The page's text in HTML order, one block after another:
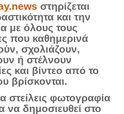
στηρίζεται
και την
με όλους τους
που καθημερινά
σχολιάζουν,
ή στέλνουν
και βίντεο από το
βρίσκονται.
στείλεις φωτογραφία
να δημοσιευθεί στο